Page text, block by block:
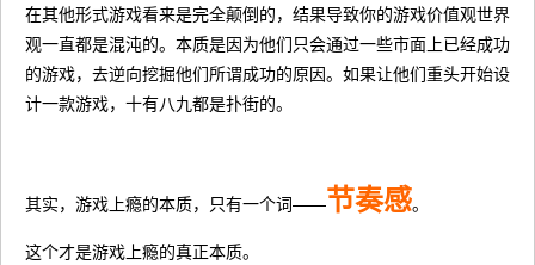
在其他形式游戏看来是完全颠倒的，结果导致你的游戏价值观世界
观一直都是混沌的。本质是因为他们只会通过一些市面上已经成功
的游戏，去逆向挖掘他们所谓成功的原因。如果让他们重头开始设
计一款游戏，十有八九都是扑街的。
其实，游戏上瘾的本质，只有一个词——节奏感。
这个才是游戏上瘾的真正本质。